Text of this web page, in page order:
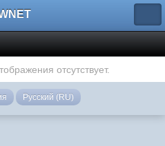
отсутствует.
Русский (RU)